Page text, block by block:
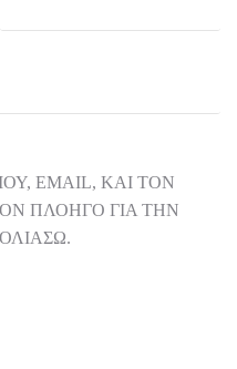
EMAIL, ΚΑΙ ΤΟΝ
ΠΛΟΗΓΌ ΓΙΑ ΤΗΝ